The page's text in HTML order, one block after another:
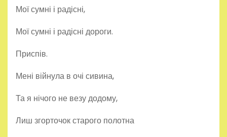
Мої сумні і радісні,
Мої сумні і радісні дороги.
Приспів.
Мені війнула в очі сивина,
Та я нічого не везу додому,
Лиш згорточок старого полотна